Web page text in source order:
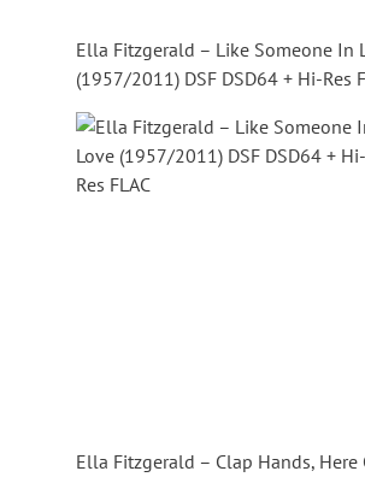
Ella Fitzgerald – Like Someone In
(1957/2011) DSF DSD64 + Hi-Res
Ella Fitzgerald – Clap Hands, Here